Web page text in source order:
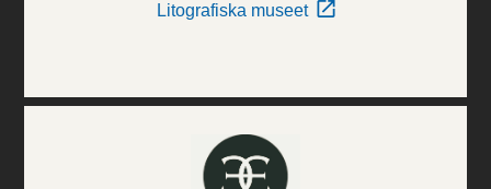
Litografiska museet